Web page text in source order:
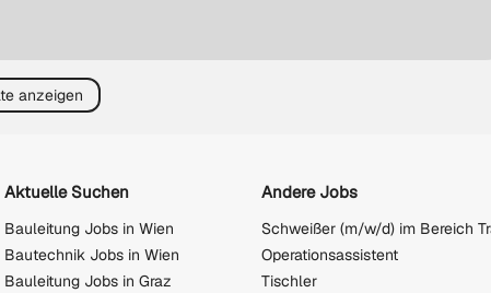
anzeigen
Aktuelle Suchen
Bauleitung Jobs in Wien
Bautechnik Jobs in Wien
Bauleitung Jobs in Graz
Andere Jobs
Operationsassistent
Tischler